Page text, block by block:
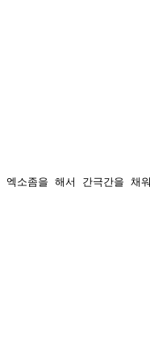
엑소좀을 해서 간극간을